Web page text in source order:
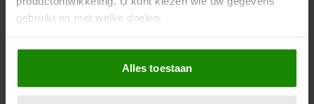
gebruikt en met welke doelen.
Als u het toestaat, willen we ook graag:
Informatie verzamelen over uw geografische
locatie, die tot een paar meter nauwkeurig kan zijn
Alles toestaan